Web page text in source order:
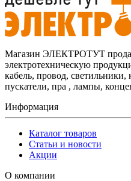
Магазин ЭЛЕКТРОТУТ
электротехническую
кабель, провод,
пускатели, пра , лампы,
Информация
Каталог товаров
Статьи и новости
Акции
О компании